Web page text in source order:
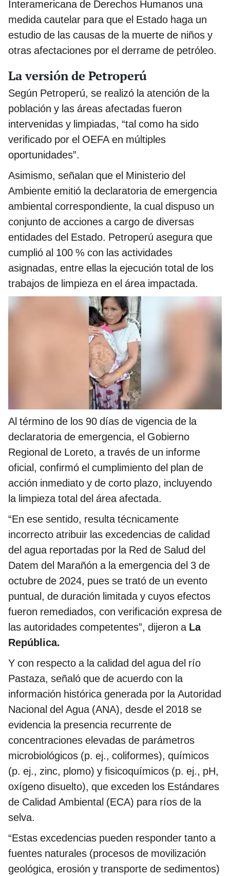
Interamericana de Derechos Humanos una
medida cautelar para que el Estado haga un
estudio de las causas de la muerte de niños y
otras afectaciones por el derrame de petróleo.
La versión de Petroperú
Según Petroperú, se realizó la atención de la
población y las áreas afectadas fueron
intervenidas y limpiadas, “tal como ha sido
verificado por el OEFA en múltiples
oportunidades”.
Asimismo, señalan que el Ministerio del
Ambiente emitió la declaratoria de emergencia
ambiental correspondiente, la cual dispuso un
conjunto de acciones a cargo de diversas
entidades del Estado. Petroperú asegura que
cumplió al 100 % con las actividades
asignadas, entre ellas la ejecución total de los
trabajos de limpieza en el área impactada.
Al término de los 90 días de vigencia de la
declaratoria de emergencia, el Gobierno
Regional de Loreto, a través de un informe
oficial, confirmó el cumplimiento del plan de
acción inmediato y de corto plazo, incluyendo
la limpieza total del área afectada.
“En ese sentido, resulta técnicamente
incorrecto atribuir las excedencias de calidad
del agua reportadas por la Red de Salud del
Datem del Marañón a la emergencia del 3 de
octubre de 2024, pues se trató de un evento
puntual, de duración limitada y cuyos efectos
fueron remediados, con verificación expresa de
las autoridades competentes”, dijeron a La
República.
Y con respecto a la calidad del agua del río
Pastaza, señaló que de acuerdo con la
información histórica generada por la Autoridad
Nacional del Agua (ANA), desde el 2018 se
evidencia la presencia recurrente de
concentraciones elevadas de parámetros
microbiológicos (p. ej., coliformes), químicos
(p. ej., zinc, plomo) y fisicoquímicos (p. ej., pH,
oxígeno disuelto), que exceden los Estándares
de Calidad Ambiental (ECA) para ríos de la
selva.
“Estas excedencias pueden responder tanto a
fuentes naturales (procesos de movilización
geológica, erosión y transporte de sedimentos)